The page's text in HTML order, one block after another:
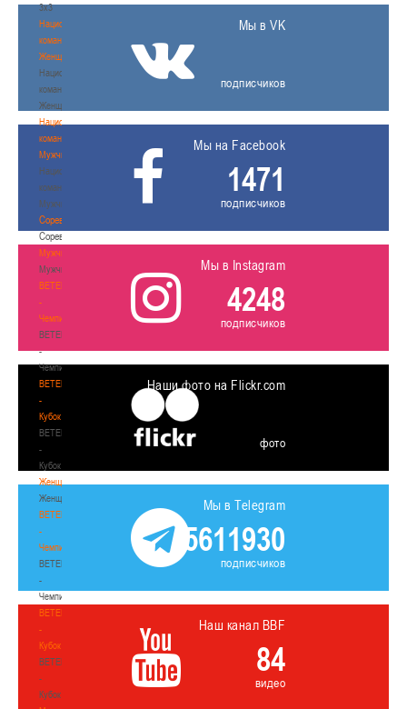
3х3
Национальная
команда.
Женщины
Национальная
команда.
Женщины
Национальная
команда.
Мужчины
Национальная
команда.
Мужчины
Соревнования
Соревнования
Мужчины
Мужчины
BETERA
-
Чемпионат
BETERA
-
Чемпионат
BETERA
-
Кубок
BETERA
-
Кубок
Женщины
Женщины
BETERA
-
Чемпионат
BETERA
-
Чемпионат
BETERA
-
Кубок
BETERA
-
Кубок
Мы в VK
подписчиков
Мы на Facebook
1471
подписчиков
Мы в Instagram
4248
подписчиков
Наши фото на Flickr.com
фото
Мы в Telegram
5611930
подписчиков
Наш канал BBF
84
видео